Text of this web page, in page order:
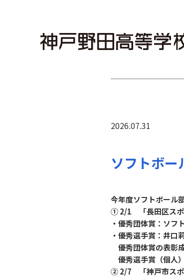
2026.07.31
ソフトボ
今年度ソフトボール
① 2/1 「長田区スポ
・優秀団体賞：ソフ
・優秀選手賞：井口
優秀団体賞の表彰
優秀選手賞（個人
② 2/7 「神戸市スポ